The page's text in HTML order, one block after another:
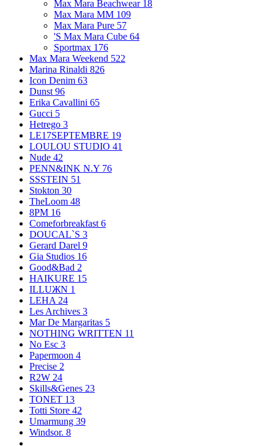
Max Mara Beachwear 18
Max Mara MM 109
Max Mara Pure 57
'S Max Mara Cube 64
Sportmax 176
Max Mara Weekend 522
Marina Rinaldi 826
Icon Denim 63
Dunst 96
Erika Cavallini 65
Gucci 5
Hetrego 3
LE17SEPTEMBRE 19
LOULOU STUDIO 41
Nude 42
PENN&INK N.Y 76
SSSTEIN 51
Stokton 30
TheLoom 48
8PM 16
Comeforbreakfast 6
DOUCAL`S 3
Gerard Darel 9
Gia Studios 16
Good&Bad 2
HAIKURE 15
ILLUЖN 1
LEHA 24
Les Archives 3
Mar De Margaritas 5
NOTHING WRITTEN 11
No Esc 3
Papermoon 4
Precise 2
R2W 24
Skills&Genes 23
TONET 13
Totti Store 42
Umarmung 39
Windsor. 8